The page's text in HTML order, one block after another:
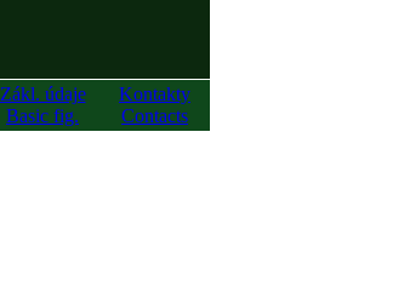
Zákl. údaje
Basic fig.
Kontakty
Contacts